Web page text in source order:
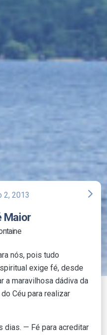
2, 2013 arrow_forward_ios
Maior
nós, pois tudo
exige fé, desde
a maravilhosa dádiva da
Céu para realizar
dias. — Fé para acreditar